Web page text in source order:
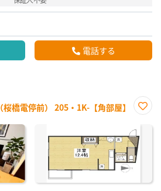
電話する
橋電停前） 205・1K-【角部屋】
に入
り登
録